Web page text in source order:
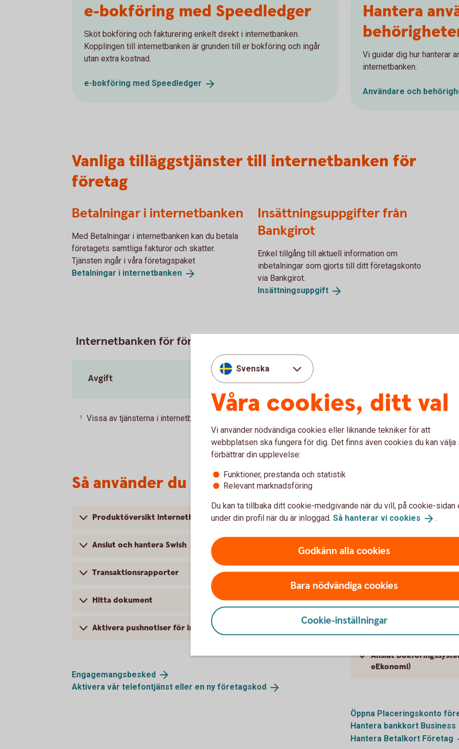
e-bokföring med Speedledger
Sköt bokföring och fakturering enkelt direkt i internetbanken.
Kopplingen till internetbanken är grunden till er bokföring och ingår
utan extra kostnad.
e-bokföring med Speedledger
Hantera
Vi guidar dig hur hanterar
internetbanken.
Användare och
Vanliga tilläggstjänster till internetbanken för
företag
Betalningar i internetbanken
Med Betalningar i internetbanken kan du betala
företagets samtliga fakturor och skatter.
Tjänsten ingår i våra företagspaket
Betalningar i internetbanken
Insättningsuppgifter från
Bankgirot
Enkel tillgång till aktuell information om
inbetalningar som gjorts till ditt företagskonto
via Bankgirot.
Insättningsuppgift
Internetbanken för företag
Avgift
1 Vissa av tjänsterna i internetbanken är prissatta. Tjänster med årsavgift kan du välja bort.
Så använder du internetbanken för företag
Produktöversikt internetbanken för företag
Anslut och hantera Swish
Transaktionsrapporter
Hitta dokument
Aktivera pushnotiser för inkommen swishbetalning
Engagemangsbesked
Aktivera vår telefontjänst eller en ny företagskod
Låneöversikt och
Hitta IBAN och BIC
Signeringshistorik på
Återrapportering och
Byt namn på konto
Anslut
eEkonomi)
Öppna Placeringskonto
Hantera bankkort Business
Hantera Betalkort Företag
Svenska
Våra cookies, ditt val
Vi använder nödvändiga cookies eller liknande tekniker för att
webbplatsen ska fungera för dig. Det finns även cookies du kan välja
förbättrar din upplevelse:
Funktioner, prestanda och statistik
Relevant marknadsföring
Du kan ta tillbaka ditt cookie-medgivande när du vill, på cookie-sidan
under din profil när du är inloggad. Så hanterar vi cookies .
Godkänn alla cookies
Bara nödvändiga cookies
Cookie-inställningar